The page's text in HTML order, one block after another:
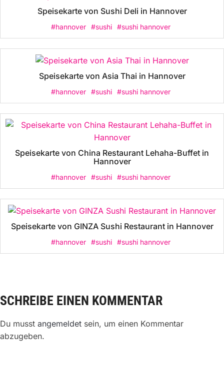
Speisekarte von Sushi Deli in Hannover
#hannover #sushi #sushi hannover
Speisekarte von Asia Thai in Hannover
#hannover #sushi #sushi hannover
Speisekarte von China Restaurant Lehaha-Buffet in
Hannover
#hannover #sushi #sushi hannover
Speisekarte von GINZA Sushi Restaurant in Hannover
#hannover #sushi #sushi hannover
SCHREIBE EINEN KOMMENTAR
Du musst angemeldet sein, um einen Kommentar
abzugeben.